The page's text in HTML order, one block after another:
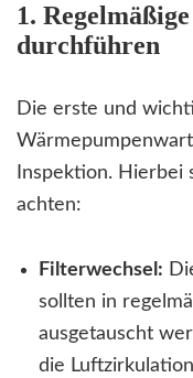
1.
durchführen
Die erste und
Inspektion. Hierbei
achten:
Filterwechsel:
sollten in
ausgetauscht
die